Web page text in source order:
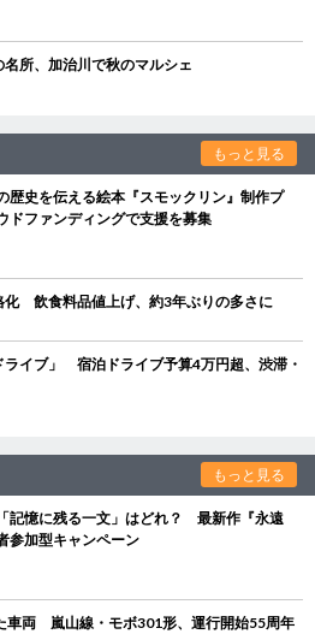
所、加治川で秋のマルシェ
もっと見る
歴史を伝える絵本『スモックリン』制作プ
ファンディングで支援を募集
化 飲食料品値上げ、約3年ぶりの多さに
イブ」 宿泊ドライブ予算4万円超、渋滞・
もっと見る
記憶に残る一文」はどれ？ 最新作『永遠
参加型キャンペーン
車両 嵐山線・モボ301形、運行開始55周年